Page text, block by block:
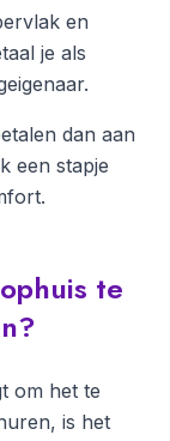
en
je als
dan aan
een stapje
te
om het te
is het